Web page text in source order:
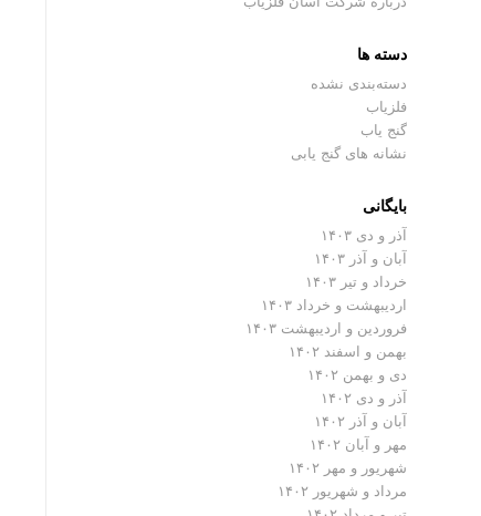
دسته ها
دسته‌بندی نشده
فلزیاب
گنج یاب
نشانه های گنج یابی
بایگانی
آذر و دی ۱۴۰۳
آبان و آذر ۱۴۰۳
خرداد و تیر ۱۴۰۳
اردیبهشت و خرداد ۱۴۰۳
فروردین و اردیبهشت ۱۴۰۳
بهمن و اسفند ۱۴۰۲
دی و بهمن ۱۴۰۲
آذر و دی ۱۴۰۲
آبان و آذر ۱۴۰۲
مهر و آبان ۱۴۰۲
شهریور و مهر ۱۴۰۲
مرداد و شهریور ۱۴۰۲